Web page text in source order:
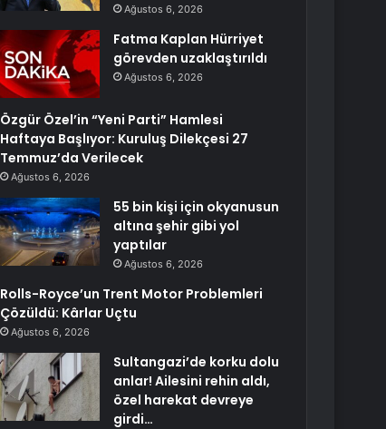
Ağustos 6, 2026
Fatma Kaplan Hürriyet
görevden uzaklaştırıldı
Ağustos 6, 2026
Özgür Özel’in “Yeni Parti” Hamlesi
Haftaya Başlıyor: Kuruluş Dilekçesi 27
Temmuz’da Verilecek
Ağustos 6, 2026
55 bin kişi için okyanusun
altına şehir gibi yol
yaptılar
Ağustos 6, 2026
Rolls-Royce’un Trent Motor Problemleri
Çözüldü: Kârlar Uçtu
Ağustos 6, 2026
Sultangazi’de korku dolu
anlar! Ailesini rehin aldı,
özel harekat devreye
girdi…